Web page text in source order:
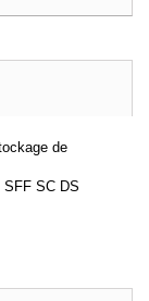
de
SFF SC DS